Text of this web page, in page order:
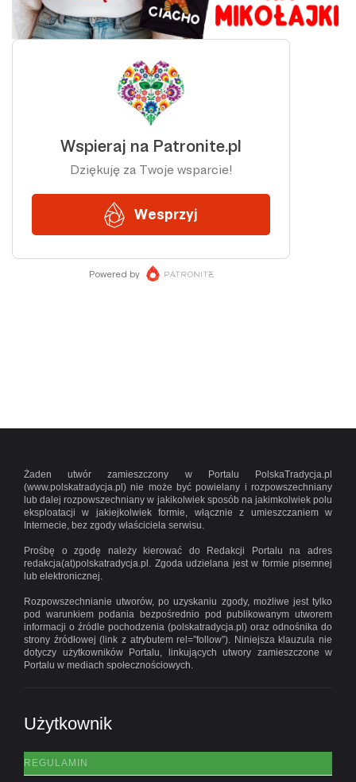
Żaden utwór zamieszczony w Portalu PolskaTradycja.pl
(www.polskatradycja.pl) nie może być powielany i rozpowszechniany
lub dalej rozpowszechniany w jakikolwiek sposób na jakimkolwiek polu
eksploatacji w jakiejkolwiek formie, włącznie z umieszczaniem w
Internecie, bez zgody właściciela serwisu.
Prośbę o zgodę należy kierować do Redakcji Portalu na adres
redakcja(at)polskatradycja.pl. Zgoda udzielana jest w formie pisemnej
lub elektronicznej.
Rozpowszechnianie utworów, po uzyskaniu zgody, możliwe jest tylko
pod warunkiem podania bezpośrednio pod publikowanym utworem
informacji o źródle pochodzenia (polskatradycja.pl) oraz odnośnika do
strony źródłowej (link z atrybutem rel=”follow”). Niniejsza klauzula nie
dotyczy użytkowników Portalu, linkujących utwory zamieszczone w
Portalu w mediach społecznościowych.
Użytkownik
REGULAMIN